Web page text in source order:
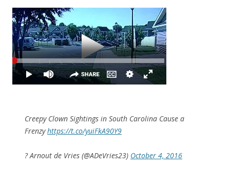
Creepy Clown Sightings in South Carolina Cause a
Frenzyhttps://t.co/yuiFkA90Y9
? Arnout de Vries (@ADeVries23) October 4, 2016